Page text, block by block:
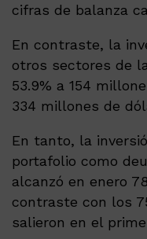
cifras de balanza
En contraste, la
otros sectores de
53.9% a 154
334 millones de
En tanto, la
portafolio como
alcanzó en enero
contraste con los
salieron en el